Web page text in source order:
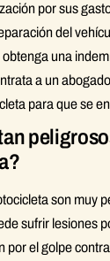
por sus
del
una
a un
para que se
son muy
sufrir lesiones
por el golpe